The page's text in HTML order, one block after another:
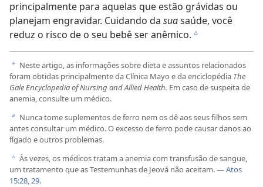
principalmente para aquelas que estão grávidas ou
planejam engravidar. Cuidando da suasaúde, você
reduz o risco de o seu bebê ser anêmico. c
a Neste artigo, as informações sobre dieta e assuntos relacionados
foram obtidas principalmente da Clínica Mayo e da enciclopédia The
Gale Encyclopedia of Nursing and Allied Health. Em caso de suspeita de
anemia, consulte um médico.
b Nunca tome suplementos de ferro nem os dê aos seus filhos sem
antes consultar um médico. O excesso de ferro pode causar danos ao
fígado e outros problemas.
c Às vezes, os médicos tratam a anemia com transfusão de sangue,
um tratamento que as Testemunhas de Jeová não aceitam. —Atos
15:28, 29.